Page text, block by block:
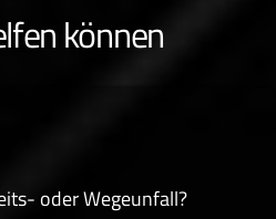
können
oder Wegeunfall?